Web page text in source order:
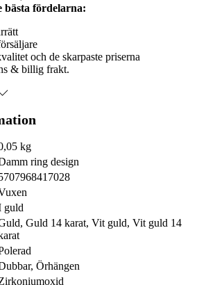
bästa fördelarna:
och de skarpaste priserna
& billig frakt.
kg
ring design
guld
Guld 14 karat, Vit guld, Vit guld 14
Örhängen